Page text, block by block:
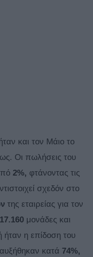
και τον Μάιο το
Οι πωλήσεις του
2%, φτάνοντας τις
σχεδόν στο
της εταιρείας για τον
17.160 μονάδες και
ήταν η επίδοση του
κατά 74%,